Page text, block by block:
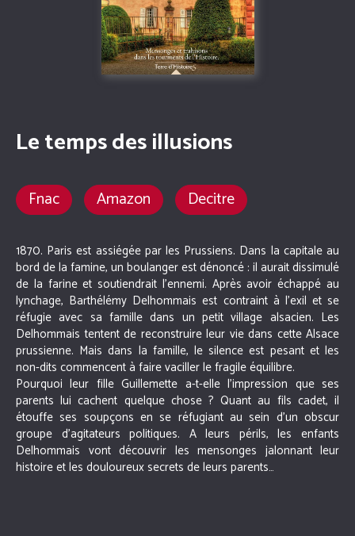
Le temps des illusions
Fnac Amazon Decitre
1870. Paris est assiégée par les Prussiens. Dans la capitale au
bord de la famine, un boulanger est dénoncé : il aurait dissimulé
de la farine et soutiendrait l’ennemi. Après avoir échappé au
lynchage, Barthélémy Delhommais est contraint à l’exil et se
réfugie avec sa famille dans un petit village alsacien. Les
Delhommais tentent de reconstruire leur vie dans cette Alsace
prussienne. Mais dans la famille, le silence est pesant et les
non-dits commencent à faire vaciller le fragile équilibre.
Pourquoi leur fille Guillemette a-t-elle l’impression que ses
parents lui cachent quelque chose ? Quant au fils cadet, il
étouffe ses soupçons en se réfugiant au sein d’un obscur
groupe d’agitateurs politiques. A leurs périls, les enfants
Delhommais vont découvrir les mensonges jalonnant leur
histoire et les douloureux secrets de leurs parents…